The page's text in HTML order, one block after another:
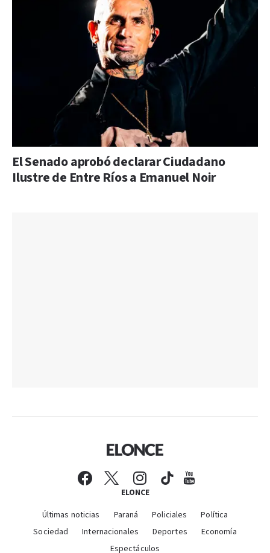
El Senado aprobó declarar Ciudadano
Ilustre de Entre Ríos a Emanuel Noir
ELONCE
Últimas noticias Paraná Policiales
Política
Sociedad
Internacionales Deportes
Economía
Espectáculos